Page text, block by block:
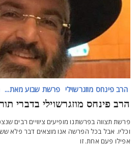
הרב פינחס מוזגרשוילי פרשת שבוע מאת...
פינחס מוזגרשוילי בדברי
תצווה בפרשתנו מופיעים ציוויים רבים
אבל בכל הפרשה אנו מוצאים דבר פלא
פעם אחת. זו